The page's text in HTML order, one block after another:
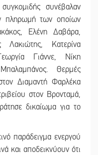
συνέβαλαν
πληρωμή των οποίων
Ελένη Δαβάρα,
Κατερίνα
Γιάννε, Νίκη
Θερμές
Διαμαντή Φαρλέκα
στον Βρονταμά,
δικαίωμα για το
παράδειγμα ενεργού
και αποδεικνύουν ότι